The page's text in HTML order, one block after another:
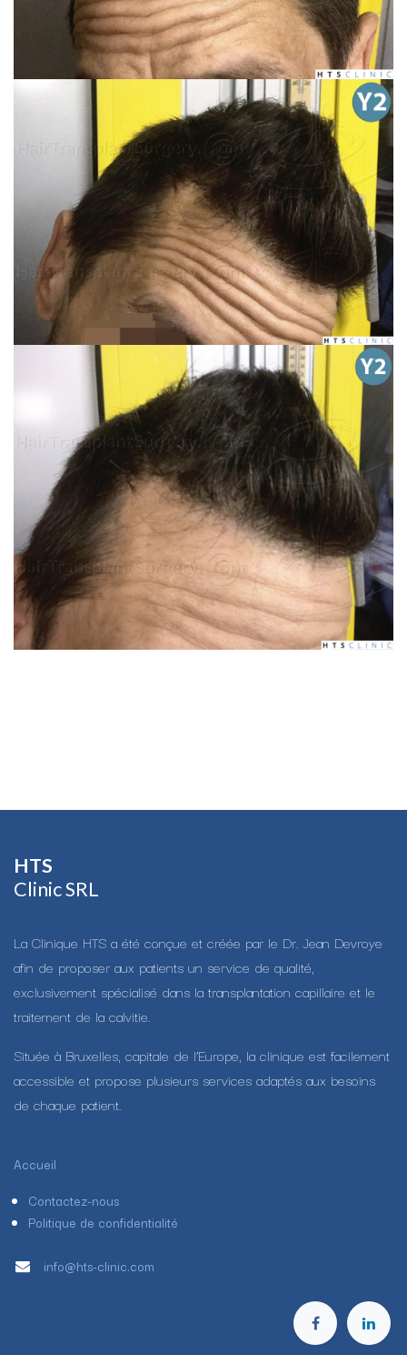
HTS​
Clinic SRL
La Clinique HTS a été conçue et créée par le Dr. Jean Devroye
afin de proposer aux patients un service de qualité,
exclusivement spécialisé dans la transplantation capillaire et le
traitement de la calvitie.
Située à Bruxelles, capitale de l’Europe, la clinique est facilement
accessible et propose plusieurs services adaptés aux besoins
de chaque patient.
Accueil
Contactez-nous
Politique de confidentialité
info@hts-clinic.com